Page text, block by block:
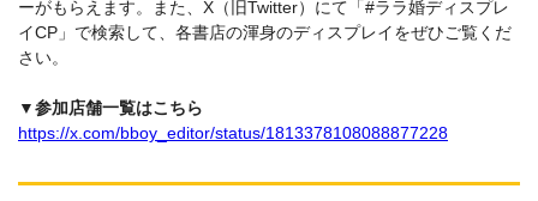
ーがもらえます。また、X（旧Twitter）にて「#ララ婚ディスプレ
イCP」で検索して、各書店の渾身のディスプレイをぜひご覧くだ
さい。
▼参加店舗一覧はこちら
https://x.com/bboy_editor/status/1813378108088877228